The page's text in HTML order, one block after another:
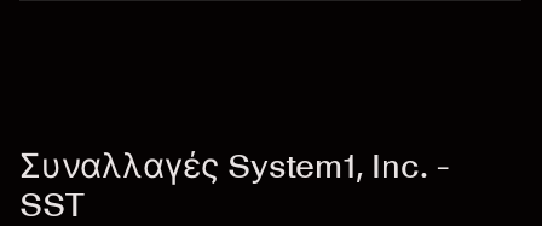
Συναλλαγές System1, Inc. -
SST